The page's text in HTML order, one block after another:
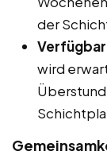
der
wird